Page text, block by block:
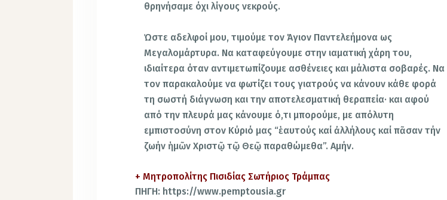
θρηνήσαμε όχι λίγους νεκρούς.
Ώστε αδελφοί μου, τιμούμε τον Άγιον Παντελεήμονα ως
Μεγαλομάρτυρα. Να καταφεύγουμε στην ιαματική χάρη του,
ιδιαίτερα όταν αντιμετωπίζουμε ασθένειες και μάλιστα σοβαρές. Να
τον παρακαλούμε να φωτίζει τους γιατρούς να κάνουν κάθε φορά
τη σωστή διάγνωση και την αποτελεσματική θεραπεία· και αφού
από την πλευρά μας κάνουμε ό,τι μπορούμε, με απόλυτη
εμπιστοσύνη στον Κύριό μας “ἑαυτούς καί ἀλλήλους καί πᾶσαν τήν
ζωήν ἡμῶν Χριστῷ τῷ Θεῷ παραθώμεθα”. Αμήν.
+ Μητροπολίτης Πισιδίας Σωτήριος Τράμπας
ΠΗΓΗ: https://www.pemptousia.gr